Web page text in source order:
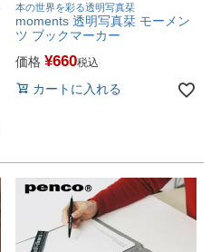
本の世界を彩る透明写真栞
moments 透明写真栞 モーメン
ツ ブックマーカー
価格 ¥660税込
カートに入れる